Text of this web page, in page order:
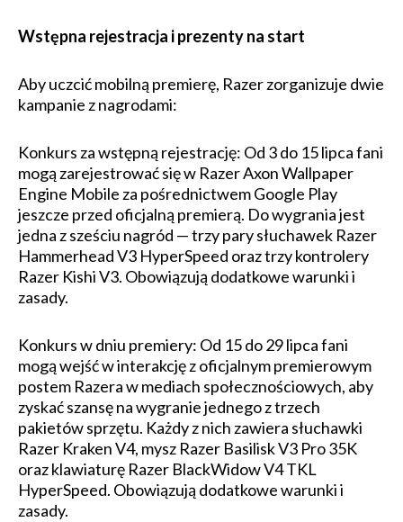
Wstępna rejestracja i prezenty na start
Aby uczcić mobilną premierę, Razer zorganizuje dwie
kampanie z nagrodami:
Konkurs za wstępną rejestrację: Od 3 do 15 lipca fani
mogą zarejestrować się w Razer Axon Wallpaper
Engine Mobile za pośrednictwem Google Play
jeszcze przed oficjalną premierą. Do wygrania jest
jedna z sześciu nagród — trzy pary słuchawek Razer
Hammerhead V3 HyperSpeed oraz trzy kontrolery
Razer Kishi V3. Obowiązują dodatkowe warunki i
zasady.
Konkurs w dniu premiery: Od 15 do 29 lipca fani
mogą wejść w interakcję z oficjalnym premierowym
postem Razera w mediach społecznościowych, aby
zyskać szansę na wygranie jednego z trzech
pakietów sprzętu. Każdy z nich zawiera słuchawki
Razer Kraken V4, mysz Razer Basilisk V3 Pro 35K
oraz klawiaturę Razer BlackWidow V4 TKL
HyperSpeed. Obowiązują dodatkowe warunki i
zasady.